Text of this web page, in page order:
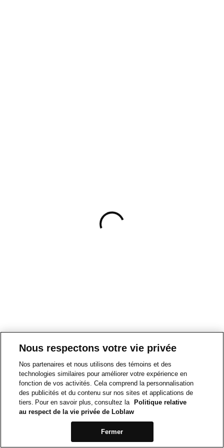
Nous respectons votre vie privée
Nos partenaires et nous utilisons des témoins et des
technologies similaires pour améliorer votre expérience en
fonction de vos activités. Cela comprend la personnalisation
des publicités et du contenu sur nos sites et applications de
tiers. Pour en savoir plus, consultez la
Politique relative
au respect de la vie privée de Loblaw
Fermer